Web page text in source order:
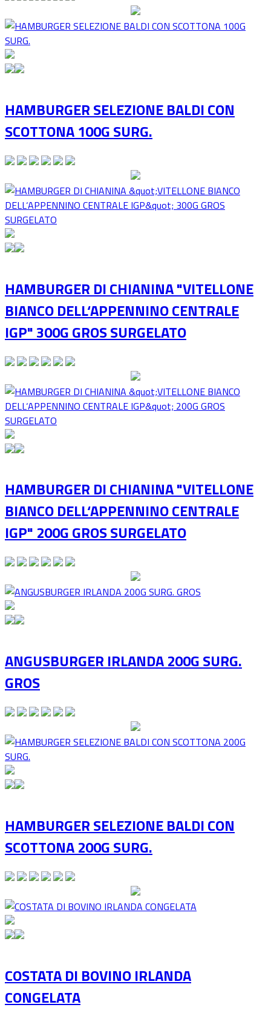
HAMBURGER SELEZIONE BALDI CON
SCOTTONA 100G SURG.
HAMBURGER DI CHIANINA "VITELLONE
BIANCO DELL‘APPENNINO CENTRALE
IGP" 300G GROS SURGELATO
HAMBURGER DI CHIANINA "VITELLONE
BIANCO DELL‘APPENNINO CENTRALE
IGP" 200G GROS SURGELATO
ANGUSBURGER IRLANDA 200G SURG.
GROS
HAMBURGER SELEZIONE BALDI CON
SCOTTONA 200G SURG.
COSTATA DI BOVINO IRLANDA
CONGELATA